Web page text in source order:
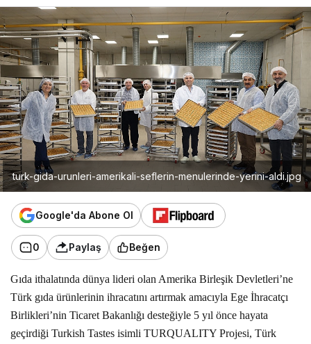
turk-gida-urunleri-amerikali-seflerin-menulerinde-yerini-aldi.jpg
Google'da Abone Ol
0 Paylaş Beğen
Gıda ithalatında dünya lideri olan Amerika Birleşik Devletleri’ne
Türk gıda ürünlerinin ihracatını artırmak amacıyla Ege İhracatçı
Birlikleri’nin Ticaret Bakanlığı desteğiyle 5 yıl önce hayata
geçirdiği Turkish Tastes isimli TURQUALITY Projesi, Türk